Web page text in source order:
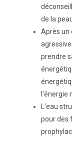
de la
Après un
prendre
l’énergie
L’eau
pour des